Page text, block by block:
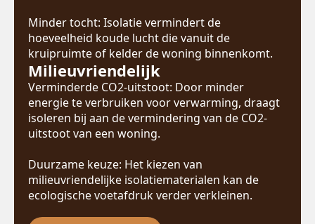
Minder tocht: Isolatie vermindert de
hoeveelheid koude lucht die vanuit de
kruipruimte of kelder de woning binnenkomt.
Milieuvriendelijk
Verminderde CO2-uitstoot: Door minder
energie te verbruiken voor verwarming, draagt
isoleren bij aan de vermindering van de CO2-
uitstoot van een woning.
Duurzame keuze: Het kiezen van
milieuvriendelijke isolatiematerialen kan de
ecologische voetafdruk verder verkleinen.